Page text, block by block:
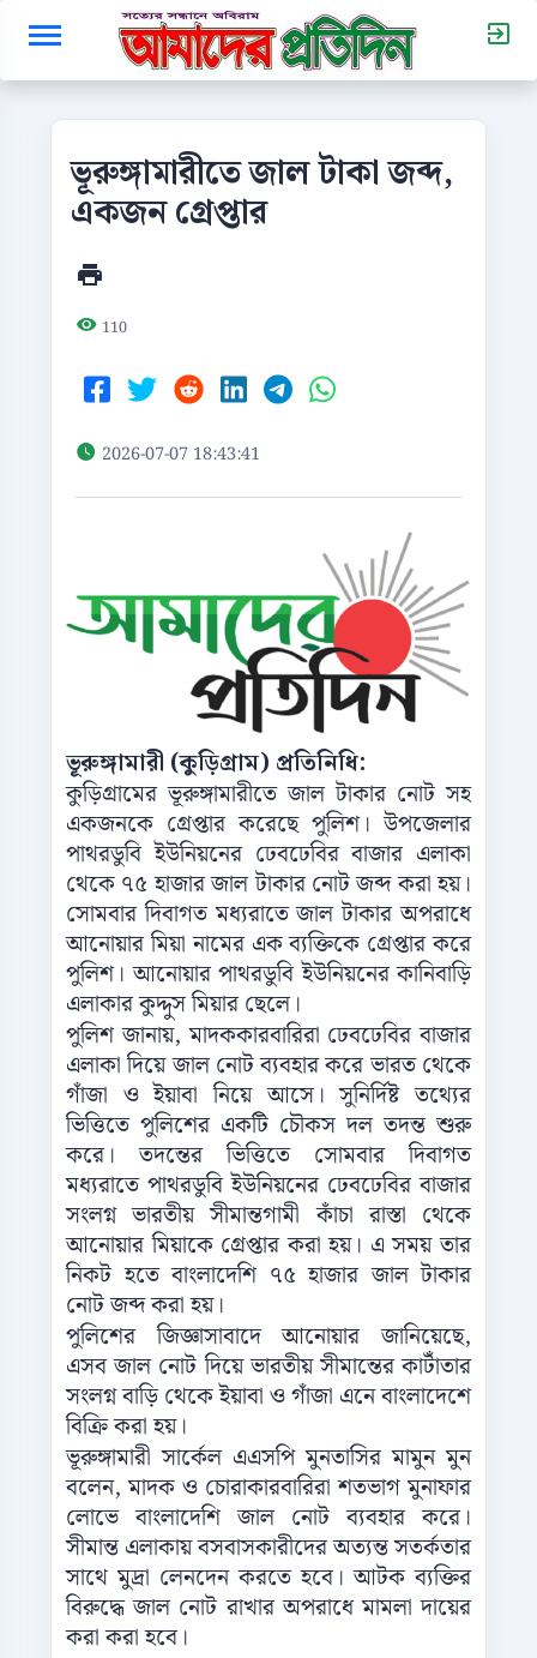
ভূরুঙ্গামারীতে জাল টাকা জব্দ,
একজন গ্রেপ্তার
110
2026-07-07 18:43:41
ভূরুঙ্গামারী (কুড়িগ্রাম) প্রতিনিধি:
কুড়িগ্রামের ভূরুঙ্গামারীতে জাল টাকার নোট সহ
একজনকে গ্রেপ্তার করেছে পুলিশ। উপজেলার
পাথরডুবি ইউনিয়নের ঢেবঢেবির বাজার এলাকা
থেকে ৭৫ হাজার জাল টাকার নোট জব্দ করা হয়।
সোমবার দিবাগত মধ্যরাতে জাল টাকার অপরাধে
আনোয়ার মিয়া নামের এক ব্যক্তিকে গ্রেপ্তার করে
পুলিশ। আনোয়ার পাথরডুবি ইউনিয়নের কানিবাড়ি
এলাকার কুদ্দুস মিয়ার ছেলে।
পুলিশ জানায়, মাদককারবারিরা ঢেবঢেবির বাজার
এলাকা দিয়ে জাল নোট ব্যবহার করে ভারত থেকে
গাঁজা ও ইয়াবা নিয়ে আসে। সুনির্দিষ্ট তথ্যের
ভিত্তিতে পুলিশের একটি চৌকস দল তদন্ত শুরু
করে। তদন্তের ভিত্তিতে সোমবার দিবাগত
মধ্যরাতে পাথরডুবি ইউনিয়নের ঢেবঢেবির বাজার
সংলগ্ন ভারতীয় সীমান্তগামী কাঁচা রাস্তা থেকে
আনোয়ার মিয়াকে গ্রেপ্তার করা হয়। এ সময় তার
নিকট হতে বাংলাদেশি ৭৫ হাজার জাল টাকার
নোট জব্দ করা হয়।
পুলিশের জিজ্ঞাসাবাদে আনোয়ার জানিয়েছে,
এসব জাল নোট দিয়ে ভারতীয় সীমান্তের কাটাঁতার
সংলগ্ন বাড়ি থেকে ইয়াবা ও গাঁজা এনে বাংলাদেশে
বিক্রি করা হয়।
ভূরুঙ্গামারী সার্কেল এএসপি মুনতাসির মামুন মুন
বলেন, মাদক ও চোরাকারবারিরা শতভাগ মুনাফার
লোভে বাংলাদেশি জাল নোট ব্যবহার করে।
সীমান্ত এলাকায় বসবাসকারীদের অত্যন্ত সতর্কতার
সাথে মুদ্রা লেনদেন করতে হবে। আটক ব্যক্তির
বিরুদ্ধে জাল নোট রাখার অপরাধে মামলা দায়ের
করা করা হবে।